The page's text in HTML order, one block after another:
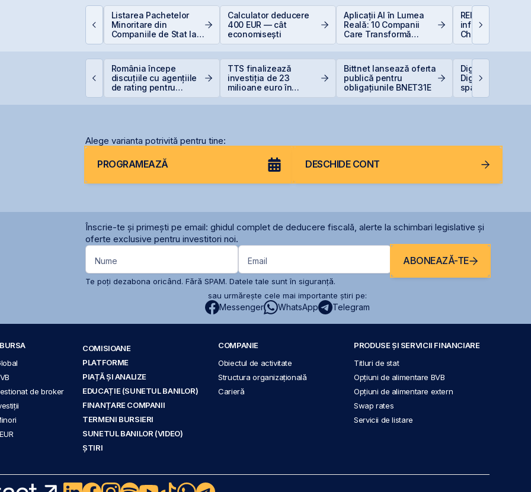
Listarea Pachetelor
Minoritare din
Companiile de Stat la
BVB – Soluție pentru
Calculator deducere
400 EUR — cât
economisești
Aplicații AI în Lumea
Reală: 10 Companii
Care Transformă
Industriile
REIT-urile de
infrastructură din
China - să
la cel ce
România începe
discuțiile cu agențiile
de rating pentru
TTS finalizează
investiția de 23
milioane euro în
Bittnet lansează oferta
publică pentru
obligațiunile BNET31E
Digi pregătește
Digi Spain pe
spaniole
Alege varianta potrivită pentru tine:
PROGRAMEAZĂ DESCHIDE CONT
Înscrie-te și primești pe email: ghidul complet de deducere fiscală, alerte la schimbari legislative și
oferte exclusive pentru investitori noi.
Nume Email ABONEAZĂ-TE
Te poți dezabona oricând. Fără SPAM. Datele tale sunt în siguranță.
sau urmărește cele mai importante știri pe:
Messenger WhatsApp Telegram
de broker
COMISIOANE
PLATFORME
PIAȚĂ ȘI ANALIZE
EDUCAȚIE (SUNETUL BANILOR)
FINANȚARE COMPANII
TERMENI BURSIERI
SUNETUL BANILOR (VIDEO)
ȘTIRI
COMPANIE
Obiectul de activitate
Structura organizațională
Carieră
PRODUSE ȘI SERVICII FINANCIARE
Titluri de stat
Opțiuni de alimentare BVB
Opțiuni de alimentare extern
Swap rates
Servicii de listare